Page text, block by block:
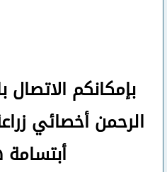
بإمكانكم الاتصال
الرحمنأخصائي
أبتسامة